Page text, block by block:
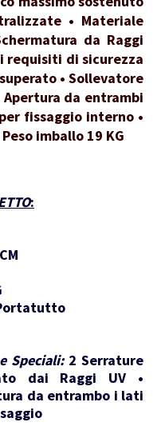
• Materiale
da Raggi
requisiti di sicurezza
• Sollevatore
Apertura da entrambi
fissaggio interno •
imballo 19 KG
:
Speciali: 2 Serrature
dai Raggi UV •
da entrambo i lati